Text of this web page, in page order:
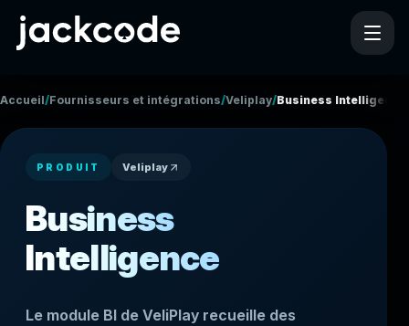
Accueil/Fournisseurs et intégrations/Veliplay/Business Intelligence
PRODUIT Veliplay
Business
Intelligence
Le module BI de VeliPlay recueille des